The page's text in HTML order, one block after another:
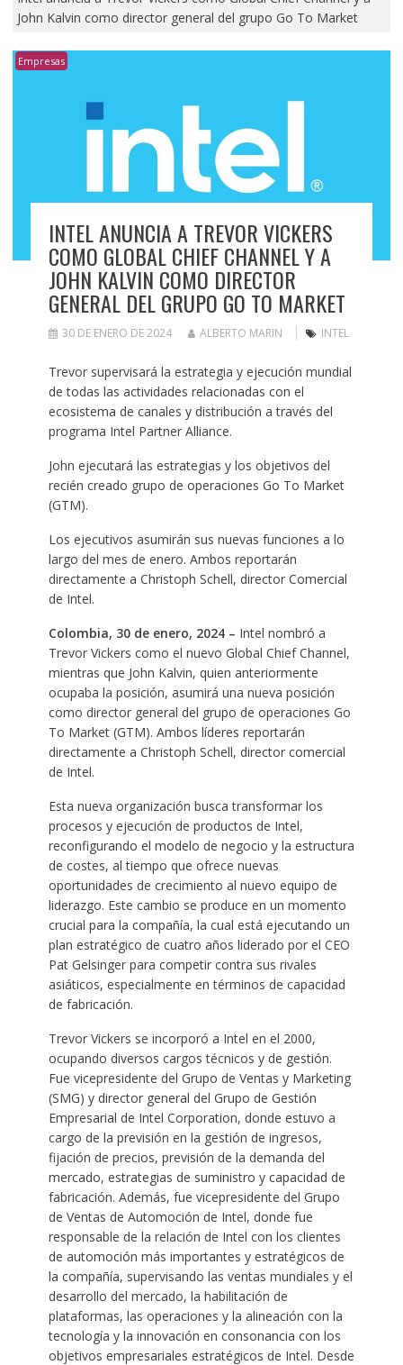
John Kalvin como director general del grupo Go To Market
Empresas
INTEL ANUNCIA A TREVOR VICKERS
COMO GLOBAL CHIEF CHANNEL Y A
JOHN KALVIN COMO DIRECTOR
GENERAL DEL GRUPO GO TO MARKET
30 DE ENERO DE 2024 ALBERTO MARIN INTEL
Trevor supervisará la estrategia y ejecución mundial
de todas las actividades relacionadas con el
ecosistema de canales y distribución a través del
programa Intel Partner Alliance.
John ejecutará las estrategias y los objetivos del
recién creado grupo de operaciones Go To Market
(GTM).
Los ejecutivos asumirán sus nuevas funciones a lo
largo del mes de enero. Ambos reportarán
directamente a Christoph Schell, director Comercial
de Intel.
Colombia, 30 de enero, 2024 – Intel nombró a
Trevor Vickers como el nuevo Global Chief Channel,
mientras que John Kalvin, quien anteriormente
ocupaba la posición, asumirá una nueva posición
como director general del grupo de operaciones Go
To Market (GTM). Ambos líderes reportarán
directamente a Christoph Schell, director comercial
de Intel.
Esta nueva organización busca transformar los
procesos y ejecución de productos de Intel,
reconfigurando el modelo de negocio y la estructura
de costes, al tiempo que ofrece nuevas
oportunidades de crecimiento al nuevo equipo de
liderazgo. Este cambio se produce en un momento
crucial para la compañía, la cual está ejecutando un
plan estratégico de cuatro años liderado por el CEO
Pat Gelsinger para competir contra sus rivales
asiáticos, especialmente en términos de capacidad
de fabricación.
Trevor Vickers se incorporó a Intel en el 2000,
ocupando diversos cargos técnicos y de gestión.
Fue vicepresidente del Grupo de Ventas y Marketing
(SMG) y director general del Grupo de Gestión
Empresarial de Intel Corporation, donde estuvo a
cargo de la previsión en la gestión de ingresos,
fijación de precios, previsión de la demanda del
mercado, estrategias de suministro y capacidad de
fabricación. Además, fue vicepresidente del Grupo
de Ventas de Automoción de Intel, donde fue
responsable de la relación de Intel con los clientes
de automoción más importantes y estratégicos de
la compañía, supervisando las ventas mundiales y el
desarrollo del mercado, la habilitación de
plataformas, las operaciones y la alineación con la
tecnología y la innovación en consonancia con los
objetivos empresariales estratégicos de Intel. Desde